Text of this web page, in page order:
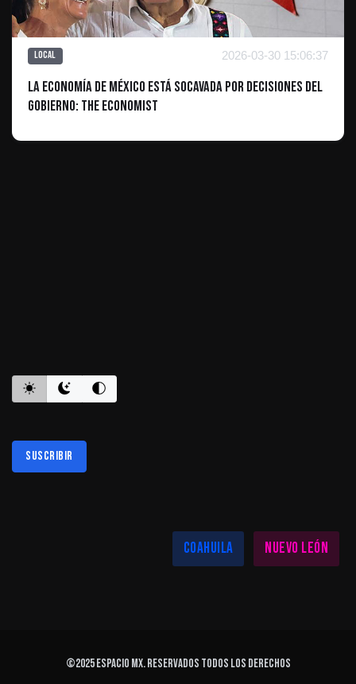
Local 2026-03-30 15:06:37
La economía de México está socavada por decisiones del
gobierno: The Economist
Suscribir
Coahuila
Nuevo León
©2025ESPACIO MX. Reservados todos los derechos